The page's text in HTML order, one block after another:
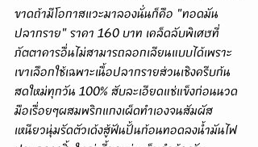
ขาดถ้ามีโอกาสแวะมาลองนั่นก็คือ "ทอดมัน
ปลากราย" ราคา 160 บาท เคล็ดลับพิเศษที่
ภัตตาคารอื่นไม่สามารถลอกเลียนแบบได้เพราะ
เขาเลือกใช้เฉพาะเนื้อปลากรายส่วนเชิงครีบก้น
สดใหม่ทุกวัน 100% สับละเอียดแช่แข็งก่อนนวด
มือเรื่อยๆผสมพริกแกงเผ็ดทำเองจนสัมผัส
เหนียวนุ่มรัดตัวเด้งสู้ฟันปั้นก้อนทอดลงน้ำมันไฟ